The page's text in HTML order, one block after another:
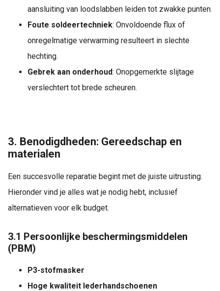
aansluiting van loodslabben leiden tot zwakke punten.
Foute soldeertechniek: Onvoldoende flux of
onregelmatige verwarming resulteert in slechte
hechting.
Gebrek aan onderhoud: Onopgemerkte slijtage
verslechtert tot brede scheuren.
3. Benodigdheden: Gereedschap en
materialen
Een succesvolle reparatie begint met de juiste uitrusting.
Hieronder vind je alles wat je nodig hebt, inclusief
alternatieven voor elk budget.
3.1 Persoonlijke beschermingsmiddelen
(PBM)
P3-stofmasker
Hoge kwaliteit lederhandschoenen